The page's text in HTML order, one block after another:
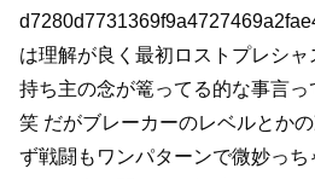
は理解が良く最初ロストプレシ
持ち主の念が篭ってる的な事言
笑 だがブレーカーのレベルとか
ず戦闘もワンパターンで微妙っ